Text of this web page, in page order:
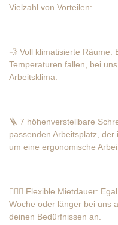
Vielzahl von Vorteilen:
💨 Voll klimatisierte
Temperaturen fallen, bei
Arbeitsklima.
🪜 7 höhenverstellbare
passenden Arbeitsplatz, der
um eine ergonomische
🏄🏽‍♀️ Flexible Mietdauer:
Woche oder länger bei uns
deinen Bedürfnissen an.